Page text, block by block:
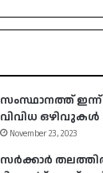
സംസ്ഥാനത്ത് ഇന്ന്
വിവിധ ഒഴിവുകൾ
November 23, 2023
സർക്കാർ